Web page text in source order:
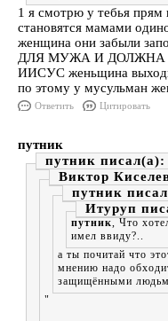
1 я смотрю у тебья прям
становятся мамами
женщина они забыли
ДЛЯ МУЖА И
ИИСУС женьщина
по этому у мусульман
Ответить Цитировать
путник
путник
Виктор
путник
Итуруп
путник, Что
имел ввиду?..
а ты почитай что
мнению надо
защищёнными
"